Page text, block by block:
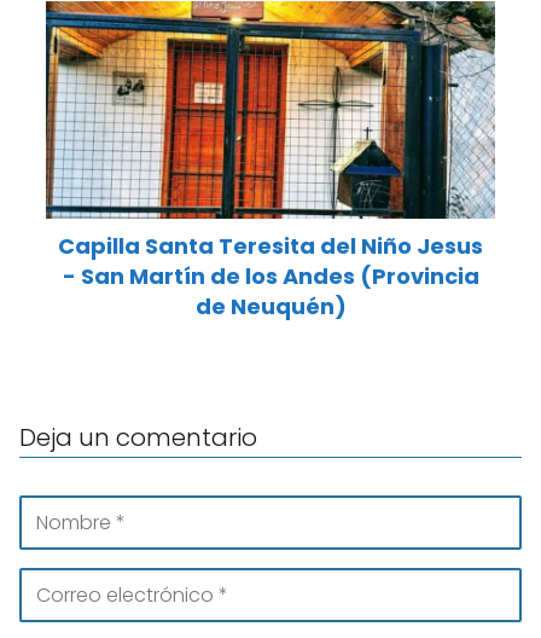
Capilla Santa Teresita del Niño Jesus
- San Martín de los Andes (Provincia
de Neuquén)
Deja un comentario